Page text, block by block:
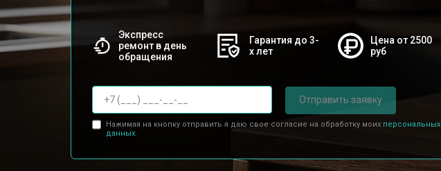
Экспресс
ремонт в день
обращения
Гарантия до 3-
х лет
Цена от 2500
руб
Отправить заявку
Нажимая на кнопку отправить я даю свое согласие на обработку моих персональных
данных.